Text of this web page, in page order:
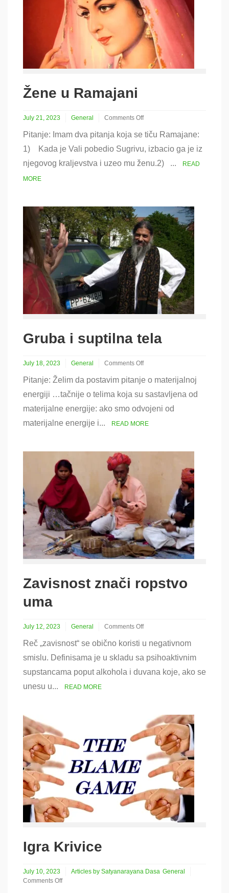
Žene u Ramajani
July 21, 2023 General
Comments Off
Žene
u
Ramajani
Pitanje: Imam dva pitanja koja se tiču Ramajane:
1) Kada je Vali pobedio Sugrivu, izbacio ga je iz
njegovog kraljevstva i uzeo mu ženu.2) ...
READ
MORE
Gruba i suptilna tela
July 18, 2023 General
Comments Off
Gruba
suptilna
tela
Pitanje: Želim da postavim pitanje o materijalnoj
energiji …tačnije o telima koja su sastavljena od
materijalne energije: ako smo odvojeni od
materijalne energije i...
READ MORE
Zavisnost znači ropstvo
uma
July 12, 2023 General
Comments Off
Zavisnost
znači
ropstvo
uma
Reč „zavisnost“ se obično koristi u negativnom
smislu. Definisama je u skladu sa psihoaktivnim
supstancama poput alkohola i duvana koje, ako se
unesu u...
READ MORE
Igra Krivice
July 10, 2023 Articles by Satyanarayana Dasa General
Comments Off